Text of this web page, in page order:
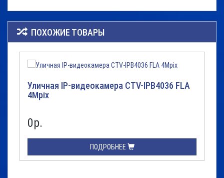
ПОХОЖИЕ ТОВАРЫ
Уличная IP-видеокамера CTV-IPB4036 FLA
4Mpix
0р.
ПОДРОБНЕЕ